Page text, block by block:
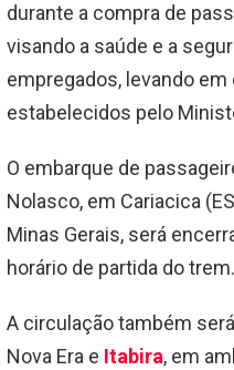
durante a compra de
visando a saúde e a
empregados, levando
estabelecidos pelo
O embarque de
Nolasco, em Cariacica
Minas Gerais, será
horário de partida do trem.
A circulação também
Nova Era e Itabira, em